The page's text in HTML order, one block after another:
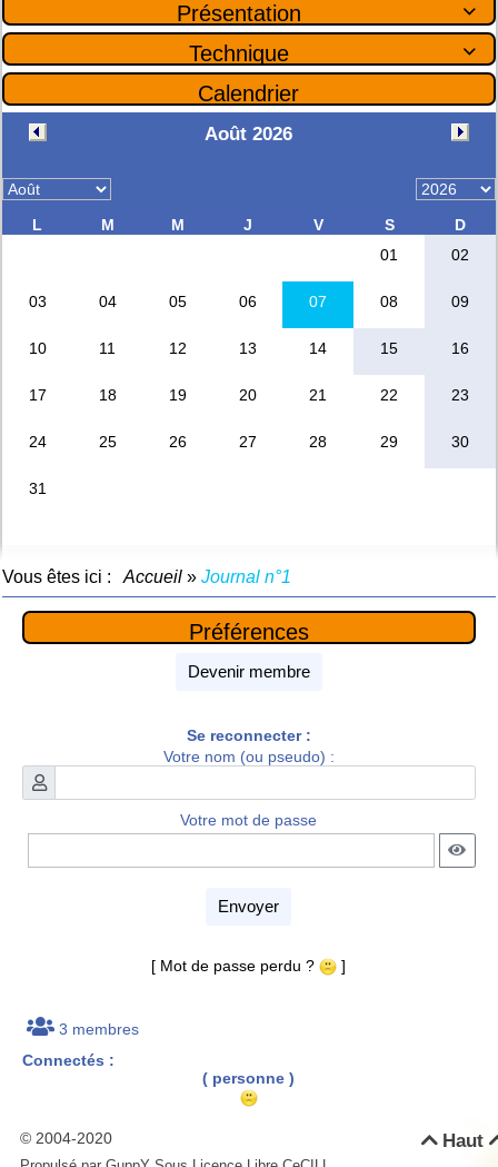

Présentation

Technique
Calendrier
Vous êtes ici : Accueil»Journal n°1
Préférences
Devenir membre
Se reconnecter :
Votre nom (ou pseudo) :
Votre mot de passe
Envoyer
[ Mot de passe perdu ? ]
3 membres
Connectés :
( personne )
Haut
© 2004-2020